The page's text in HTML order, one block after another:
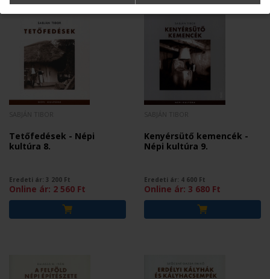
Tetőfedések - Népi
kultúra 8.
Eredeti ár: 3 200 Ft
Online ár: 2 560 Ft
Kenyérsütő kemencék -
Népi kultúra 9.
Eredeti ár: 4 600 Ft
Online ár: 3 680 Ft